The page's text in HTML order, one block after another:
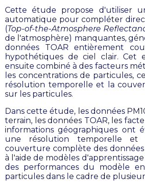
Cette étude propose d'utiliser
automatique pour compléter
(Top-of-the-Atmosphere
de l'atmosphère) manquantes,
données TOAR entièrement
hypothétiques de ciel clair. Cet
ensuite combiné à des facteurs
les concentrations de particules,
résolution temporelle et la
sur les particules.
Dans cette étude, les données
terrain, les données TOAR, les
informations géographiques ont
une résolution temporelle
couverture complète des données
à l'aide de modèles
des performances du modèle
particules dans le cadre de